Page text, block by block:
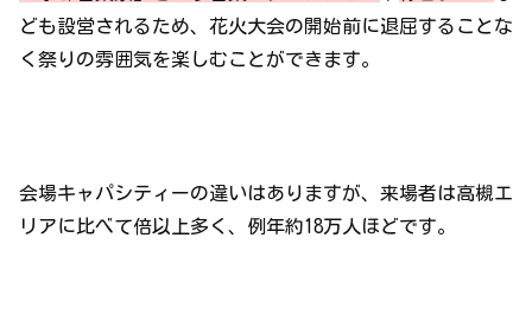
ども設営されるため、花火大会の開始前に退屈することな
く祭りの雰囲気を楽しむことができます。
会場キャパシティーの違いはありますが、来場者は高槻エ
リアに比べて倍以上多く、例年約18万人ほどです。